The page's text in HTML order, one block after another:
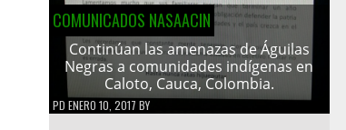
COMUNICADOS NASAACIN
Continúan las amenazas de Águilas
Negras a comunidades indígenas en
Caloto, Cauca, Colombia.
PD ENERO 10, 2017 BY